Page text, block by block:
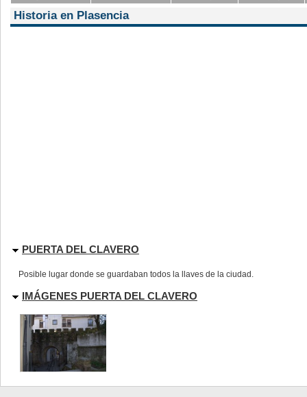
Historia en Plasencia
PUERTA DEL CLAVERO
Posible lugar donde se guardaban todos la llaves de la ciudad.
IMÁGENES PUERTA DEL CLAVERO